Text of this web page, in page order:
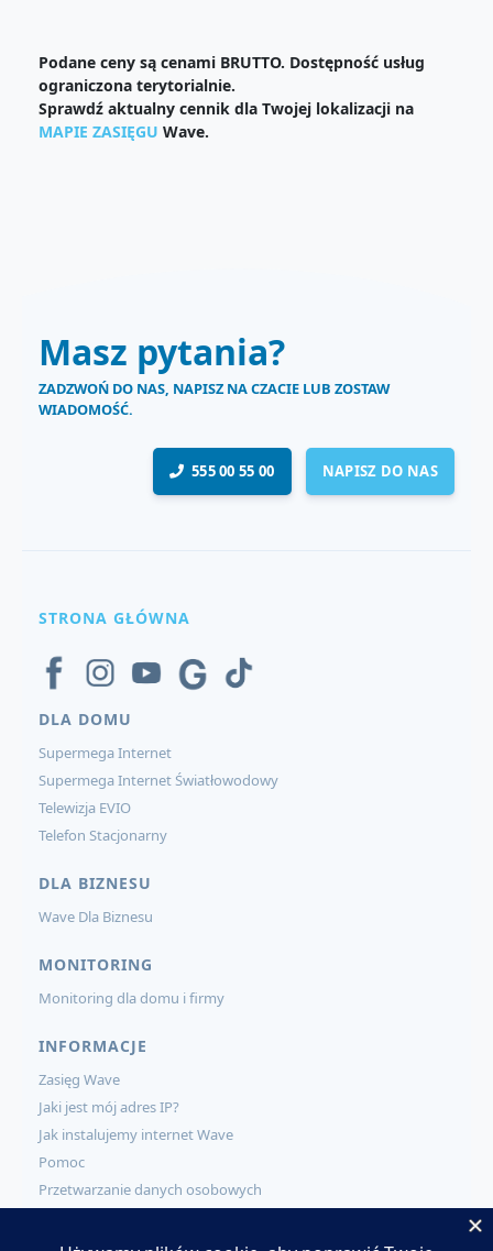
Podane ceny są cenami BRUTTO. Dostępność usług
ograniczona terytorialnie.
Sprawdź aktualny cennik dla Twojej lokalizacji na
MAPIE ZASIĘGU Wave.
Masz pytania?
ZADZWOŃ DO NAS, NAPISZ NA CZACIE LUB ZOSTAW
WIADOMOŚĆ.
555 00 55 00 NAPISZ DO NAS
STRONA GŁÓWNA
DLA DOMU
Supermega Internet
Supermega Internet Światłowodowy
Telewizja EVIO
Telefon Stacjonarny
DLA BIZNESU
Wave Dla Biznesu
MONITORING
Monitoring dla domu i firmy
INFORMACJE
Zasięg Wave
Jaki jest mój adres IP?
Jak instalujemy internet Wave
Pomoc
Przetwarzanie danych osobowych